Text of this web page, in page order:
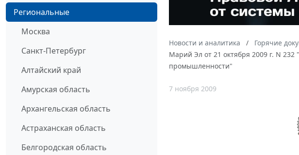
Региональные
Москва
Санкт-Петербург
Алтайский край
Амурская область
Архангельская область
Астраханская область
Белгородская область
Новости и аналитика Горячие
Марий Эл от 21 октября 2009 г. N
промышленности"
7 ноября 2009